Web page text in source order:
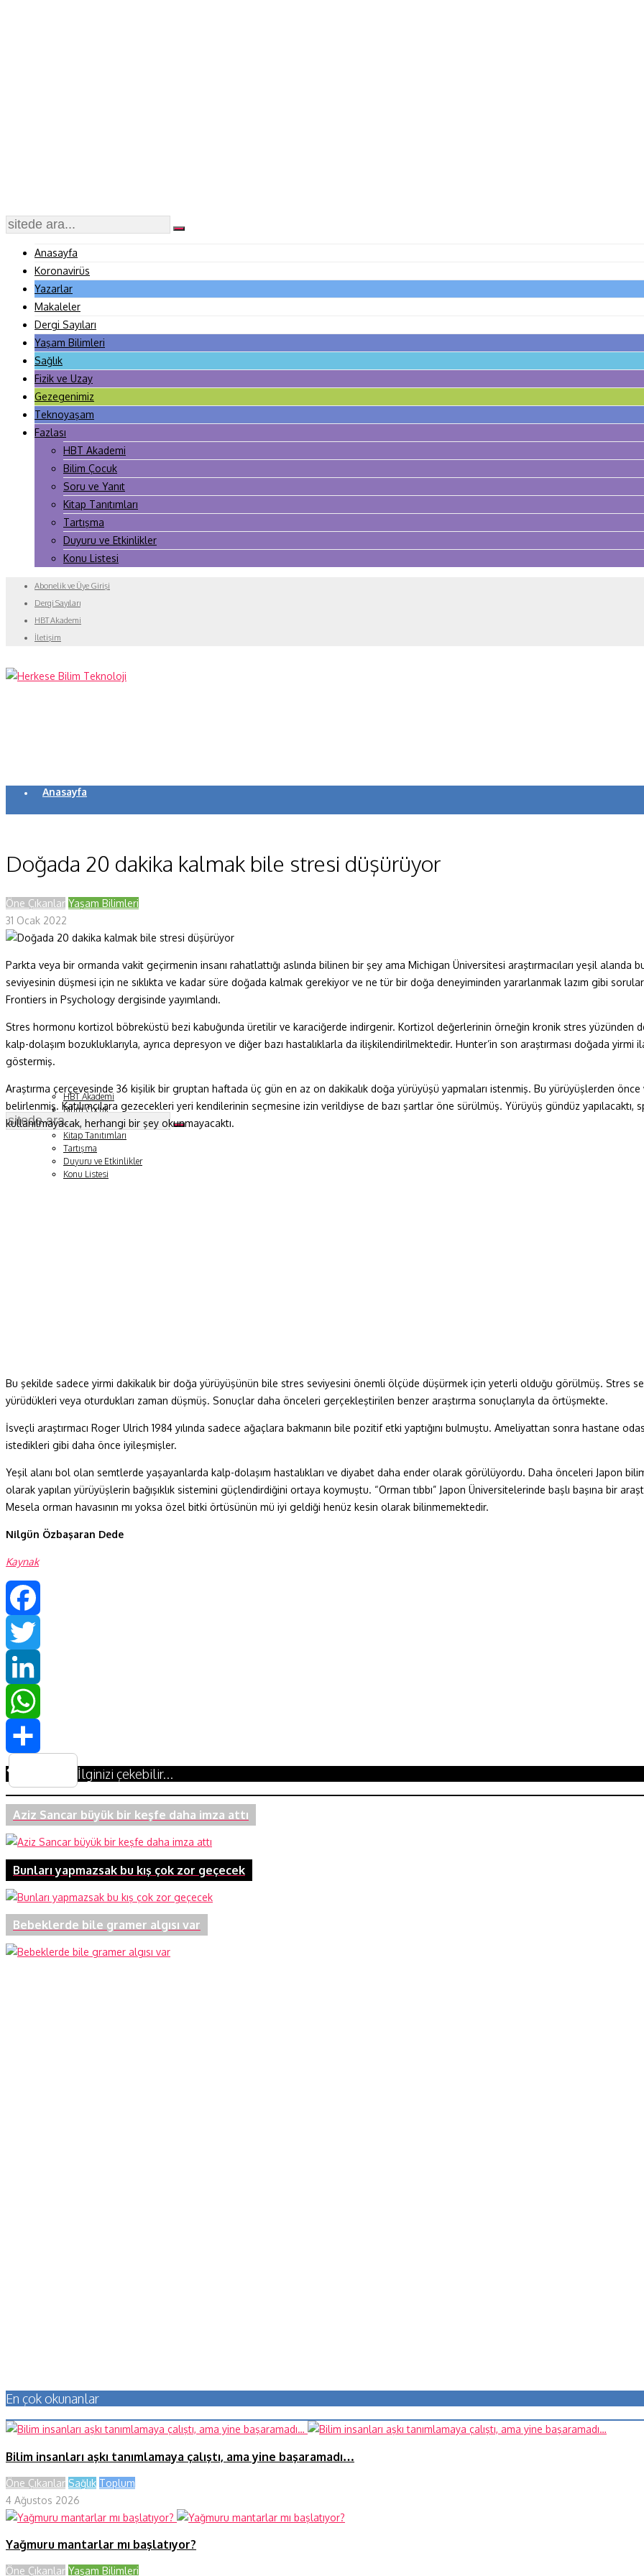
Anasayfa
Koronavirüs
Yazarlar
Makaleler
Dergi Sayıları
Yaşam Bilimleri
Sağlık
Fizik ve Uzay
Gezegenimiz
Teknoyaşam
Fazlası
HBT Akademi
Bilim Çocuk
Soru ve Yanıt
Kitap Tanıtımları
Tartışma
Duyuru ve Etkinlikler
Konu Listesi
Abonelik ve Üye Girişi
Dergi Sayıları
HBT Akademi
İletişim
Anasayfa
Makaleler
Dergi Sayıları
Yaşam Bilimleri
Sağlık
Fizik ve Uzay
Gezegenimiz
Teknoyaşam
HBT Akademi
Bilim Çocuk
Soru ve Yanıt
Kitap Tanıtımları
Tartışma
Duyuru ve Etkinlikler
Konu Listesi
Doğada 20 dakika kalmak bile stresi düşürüyor
Öne Çıkanlar Yaşam Bilimleri
31 Ocak 2022
Parkta veya bir ormanda vakit geçirmenin insanı rahatlattığı aslında bilinen bir şey ama Michigan Üniversitesi araştırmacıları yeşil alanda
seviyesinin düşmesi için ne sıklıkta ve kadar süre doğada kalmak gerekiyor ve ne tür bir doğa deneyiminden yararlanmak lazım gibi
Frontiers in Psychology dergisinde yayımlandı.
Stres hormonu kortizol böbreküstü bezi kabuğunda üretilir ve karaciğerde indirgenir. Kortizol değerlerinin örneğin kronik stres yüzünden
kalp-dolaşım bozukluklarıyla, ayrıca depresyon ve diğer bazı hastalıklarla da ilişkilendirilmektedir. Hunter’in son araştırması doğada
göstermiş.
Araştırma çerçevesinde 36 kişilik bir gruptan haftada üç gün en az on dakikalık doğa yürüyüşü yapmaları istenmiş. Bu yürüyüşlerden
belirlenmiş. Katılımcılara gezecekleri yeri kendilerinin seçmesine izin verildiyse de bazı şartlar öne sürülmüş. Yürüyüş gündüz
kullanılmayacak, herhangi bir şey okunmayacaktı.
Bu şekilde sadece yirmi dakikalık bir doğa yürüyüşünün bile stres seviyesini önemli ölçüde düşürmek için yeterli olduğu görülmüş. Stres
yürüdükleri veya oturdukları zaman düşmüş. Sonuçlar daha önceleri gerçekleştirilen benzer araştırma sonuçlarıyla da örtüşmekte.
İsveçli araştırmacı Roger Ulrich 1984 yılında sadece ağaçlara bakmanın bile pozitif etki yaptığını bulmuştu. Ameliyattan sonra hastane
istedikleri gibi daha önce iyileşmişler.
Yeşil alanı bol olan semtlerde yaşayanlarda kalp-dolaşım hastalıkları ve diyabet daha ender olarak görülüyordu. Daha önceleri Japon
olarak yapılan yürüyüşlerin bağışıklık sistemini güçlendirdiğini ortaya koymuştu. “Orman tıbbı” Japon Üniversitelerinde başlı başına bir
Mesela orman havasının mı yoksa özel bitki örtüsünün mü iyi geldiği henüz kesin olarak bilinmemektedir.
Nilgün Özbaşaran Dede
Kaynak
Facebook
Twitter
LinkedIn
WhatsApp
Share
İlginizi çekebilir...
Aziz Sancar büyük bir keşfe daha imza attı
Bunları yapmazsak bu kış çok zor geçecek
Bebeklerde bile gramer algısı var
En çok okunanlar
Bilim insanları aşkı tanımlamaya çalıştı, ama yine başaramadı…
Öne Çıkanlar Sağlık Toplum
4 Ağustos 2026
Yağmuru mantarlar mı başlatıyor?
Öne Çıkanlar Yaşam Bilimleri